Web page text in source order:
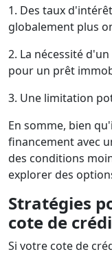
1. Des taux
globalement plus
2. La nécessité
pour un prêt
3. Une limitation
En somme, bien
financement avec
des conditions
explorer des
Stratégies
cote de
Si votre cote de